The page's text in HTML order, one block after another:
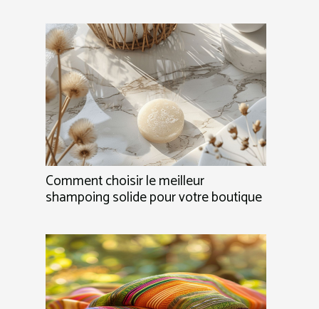
Comment choisir le meilleur
shampoing solide pour votre boutique